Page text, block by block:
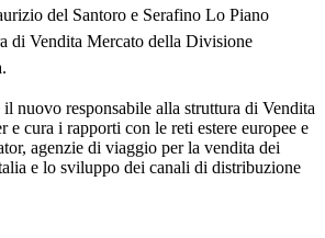
del Santoro e Serafino Lo Piano
di Vendita Mercato della Divisione
nuovo responsabile alla struttura di Vendita
e cura i rapporti con le reti estere europee e
agenzie di viaggio per la vendita dei
e lo sviluppo dei canali di distribuzione